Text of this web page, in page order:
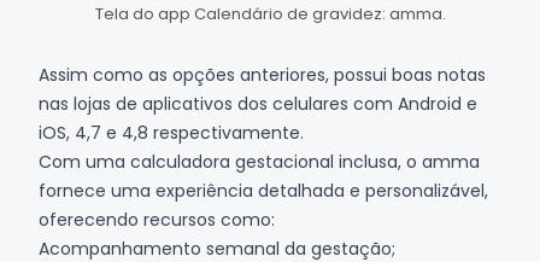
Tela do app Calendário de gravidez: amma.
Assim como as opções anteriores, possui boas notas
nas lojas de aplicativos dos celulares com Android e
iOS, 4,7 e 4,8 respectivamente.
Com uma calculadora gestacional inclusa, o amma
fornece uma experiência detalhada e personalizável,
oferecendo recursos como:
Acompanhamento semanal da gestação;